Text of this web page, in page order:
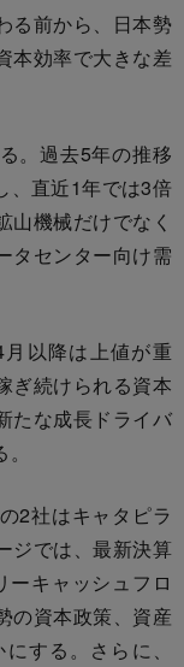
る前から、日本勢
本効率で大きな差
。過去5年の推移
、直近1年では3倍
山機械だけでなく
タセンター向け需
以降は上値が重
ぎ続けられる資本
たな成長ドライバ
2社はキャタピラ
ジでは、最新決算
ーキャッシュフロ
の資本政策、資産
する。さらに、